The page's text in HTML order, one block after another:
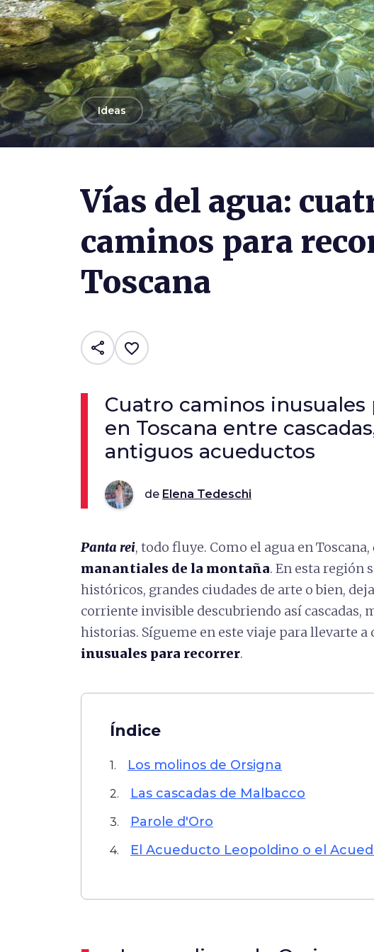
arrow_backIdeas
Vías del agua:
caminos para
Toscana
share favorite_border
Cuatro caminos inusuales
en Toscana entre
antiguos acueductos
de Elena Tedeschi
Panta rei, todo fluye. Como el agua en Toscana,
manantiales de la montaña. En esta región
históricos, grandes ciudades de arte o bien,
corriente invisible descubriendo así cascadas,
historias. Sígueme en este viaje para llevarte a
inusuales para recorrer.
Índice
1. Los molinos de Orsigna
2. Las cascadas de Malbacco
3. Parole d'Oro
4. El Acueducto Leopoldino o el